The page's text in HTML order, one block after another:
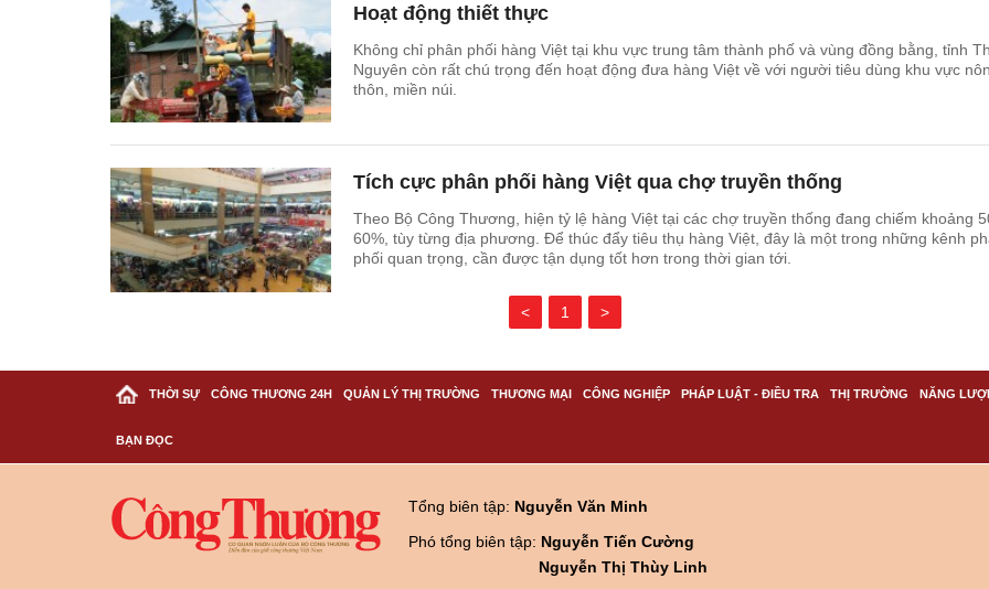
Hoạt động thiết thực
Không chỉ phân phối hàng Việt tại khu vực trung tâm thành phố và vùng đồng bằng, tỉnh
Nguyên còn rất chú trọng đến hoạt động đưa hàng Việt về với người tiêu dùng khu vực
thôn, miền núi.
Tích cực phân phối hàng Việt qua chợ truyền thống
Theo Bộ Công Thương, hiện tỷ lệ hàng Việt tại các chợ truyền thống đang chiếm khoảng
60%, tùy từng địa phương. Để thúc đẩy tiêu thụ hàng Việt, đây là một trong những kênh
phối quan trọng, cần được tận dụng tốt hơn trong thời gian tới.
< 1 >
THỜI SỰ CÔNG THƯƠNG 24H QUẢN LÝ THỊ TRƯỜNG THƯƠNG MẠI CÔNG NGHIỆP PHÁP LUẬT - ĐIỀU TRA THỊ TRƯỜNG NĂNG
BẠN ĐỌC
Tổng biên tập: Nguyễn Văn Minh
Phó tổng biên tập: Nguyễn Tiến Cường
Nguyễn Thị Thùy Linh